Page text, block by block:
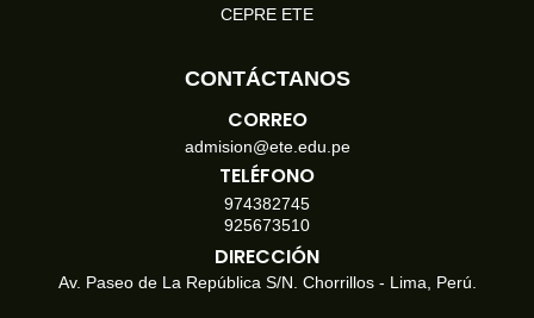
CEPRE ETE
CONTÁCTANOS
CORREO
admision@ete.edu.pe
TELÉFONO
974382745
925673510
DIRECCIÓN
Av. Paseo de La República S/N. Chorrillos - Lima, Perú.